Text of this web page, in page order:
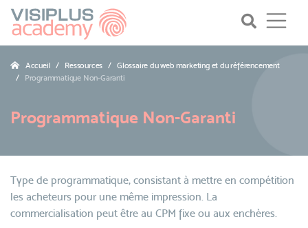
Accueil Ressources
Glossaire du web marketing et du référencement
Programmatique Non-Garanti
Programmatique Non-Garanti
Type de programmatique, consistant à mettre en compétition
les acheteurs pour une même impression. La
commercialisation peut être au CPM fixe ou aux enchères.